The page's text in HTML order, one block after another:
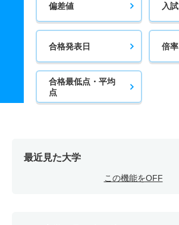
偏差値 入試
合格発表日 倍率
合格最低点・平均
点
最近見た大学
この機能をOFF